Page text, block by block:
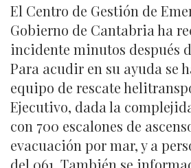
El Centro de Gestión de
Gobierno de Cantabria ha
incidente minutos después
Para acudir en su ayuda se
equipo de rescate
Ejecutivo, dada la
con 700 escalones de
evacuación por mar, y a
del 061. También se